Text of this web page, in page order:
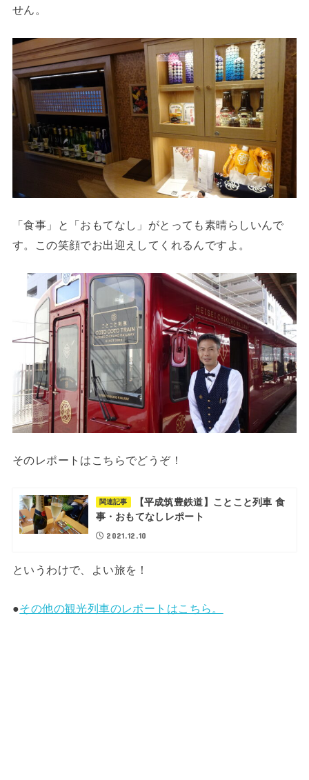
せん。
「食事」と「おもてなし」がとっても素晴らしいんで
す。この笑顔でお出迎えしてくれるんですよ。
そのレポートはこちらでどうぞ！
関連記事
【平成筑豊鉄道】ことこと列車 食
事・おもてなしレポート
2021.12.10
というわけで、よい旅を！
●その他の観光列車のレポートはこちら。